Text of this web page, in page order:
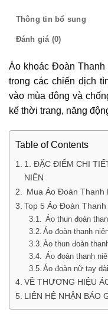
Thông tin bổ sung
Đánh giá (0)
Áo khoác Đoàn Thanh
trong các chiến dịch
vào mùa đông và
kế thời trang, năng
Table of Contents
1. ĐẶC ĐIỂM CHI
NIÊN
Mua Áo Đoàn Thanh
Top 5 Áo Đoàn
Áo thun đoàn
Áo đoàn thanh
Áo thun đoàn
Áo đoàn thanh
Áo đoàn nữ tay dài
VỀ THƯƠNG HIỆU
LIÊN HỆ NHẬN BÁO